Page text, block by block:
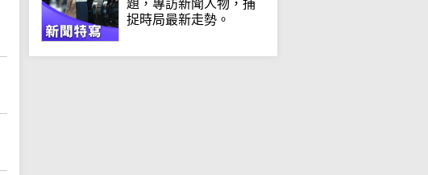
題，專訪新聞人物，捕
捉時局最新走勢。